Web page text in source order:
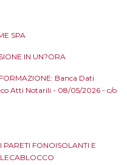
SPA
IN UN?ORA
Banca Dati
Atti Notarili - 08/05/2026 - c/o
FONOISOLANTI E